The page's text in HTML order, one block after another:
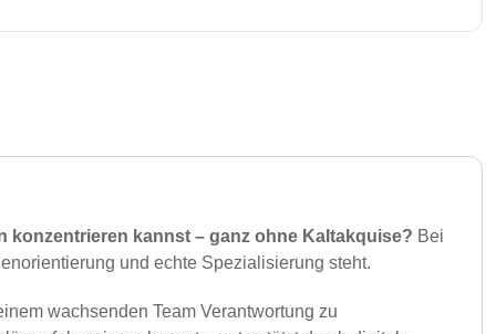
kannst – ganz ohne Kaltakquise? Bei
und echte Spezialisierung steht.
wachsenden Team Verantwortung zu